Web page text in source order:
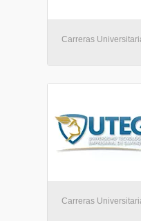
Carreras
Carreras